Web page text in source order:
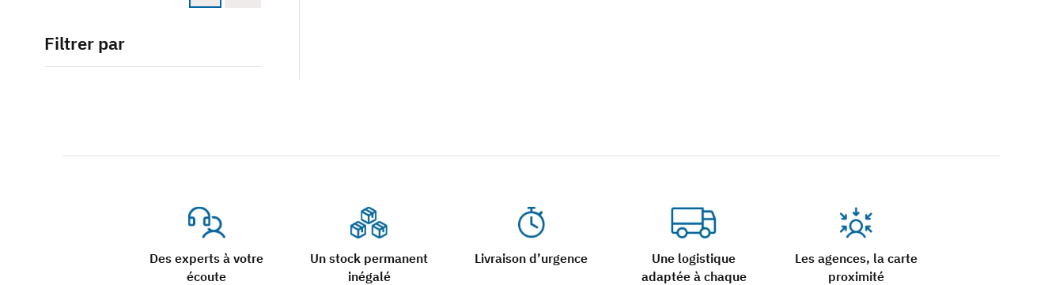
Filtrer par
Des experts à votre
écoute
Un stock permanent
inégalé
Livraison d’urgence
Une logistique
adaptée à chaque
Les agences, la carte
proximité